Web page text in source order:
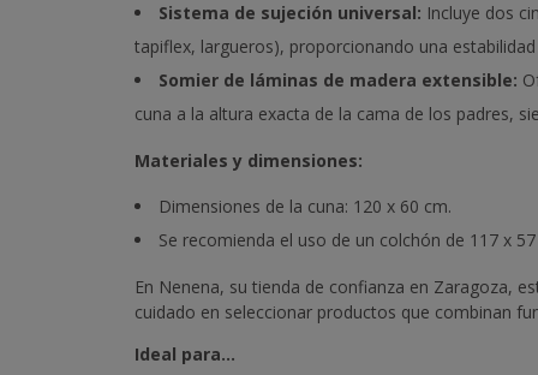
Sistema de sujeción universal: Incluye dos
tapiflex, largueros), proporcionando una
Somier de láminas de madera extensible:
cuna a la altura exacta de la cama de los padres,
Materiales y dimensiones:
Dimensiones de la cuna: 120 x 60 cm.
Se recomienda el uso de un colchón de 117 x
En Nenena, su tienda de confianza en Zaragoza,
cuidado en seleccionar productos que combinan
Ideal para...